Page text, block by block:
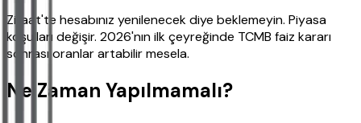
Ziraat'te hesabınız yenilenecek diye beklemeyin. Piyasa
koşulları değişir. 2026'nın ilk çeyreğinde TCMB faiz kararı
sonrası oranlar artabilir mesela.
Ne Zaman Yapılmamalı?